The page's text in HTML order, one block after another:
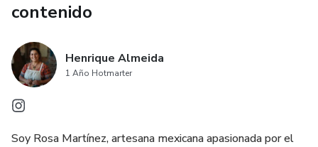
contenido
Henrique Almeida
1 Año Hotmarter
Soy Rosa Martínez, artesana mexicana apasionada por el